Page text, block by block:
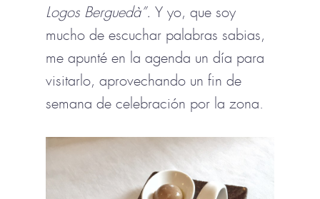
Logos Berguedà”. Y yo, que soy
mucho de escuchar palabras sabias,
me apunté en la agenda un día para
visitarlo, aprovechando un fin de
semana de celebración por la zona.